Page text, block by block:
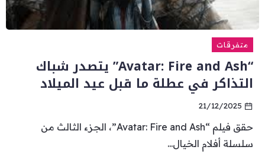
متفرقات
“Avatar: Fire and Ash” يتصدر شباك
التذاكر في عطلة ما قبل عيد الميلاد
21/12/2025
حقق فيلم “Avatar: Fire and Ash”، الجزء الثالث من
سلسلة أفلام الخيال...